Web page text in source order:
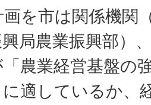
を市は関係機関
局農業振興部）
農業経営基盤の
適しているか、